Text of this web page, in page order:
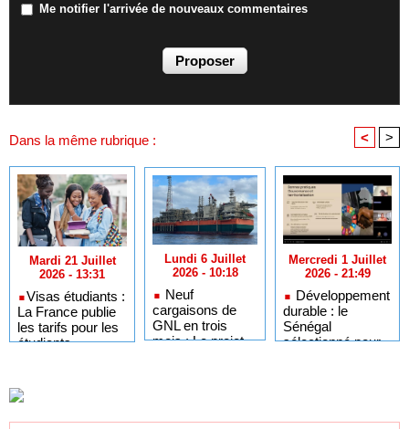
Me notifier l'arrivée de nouveaux commentaires
Dans la même rubrique : < >
Mardi 21 Juillet
2026 - 13:31
​Visas étudiants :
La France publie
les tarifs pour les
étudiants
africains
Lundi 6 Juillet
2026 - 10:18
Neuf
cargaisons de
GNL en trois
mois : Le projet
Mercredi 1 Juillet
2026 - 21:49
Développement
durable : le
Sénégal
sélectionné pour
ODD